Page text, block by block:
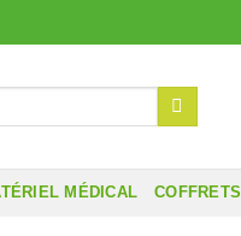
MÉDICAL COFFRETS